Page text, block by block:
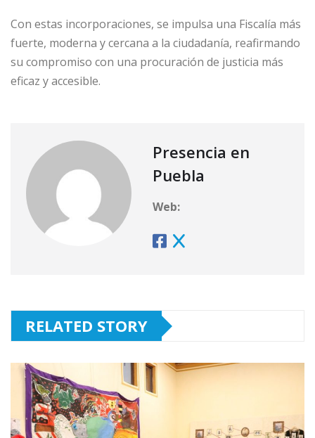
Con estas incorporaciones, se impulsa una Fiscalía más
fuerte, moderna y cercana a la ciudadanía, reafirmando
su compromiso con una procuración de justicia más
eficaz y accesible.
Presencia en
Puebla
Web:
RELATED STORY